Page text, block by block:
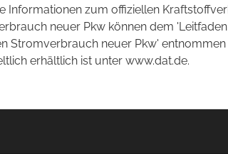
Informationen zum offiziellen
neuer Pkw können dem
Stromverbrauch neuer Pkw'
erhältlich ist unter www.dat.de.